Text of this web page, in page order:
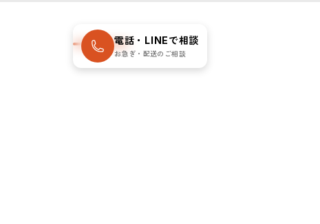
SOLD OUT
数量限定・売
切れ
電話・LINEで相談
お急ぎ・配送のご相談